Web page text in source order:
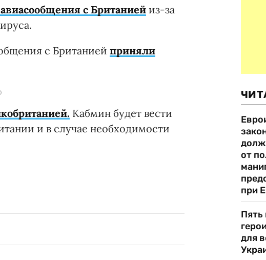
с Британией из-за
с Британией приняли
Кабмин будет вести
и в случае необходимости
от
при
Пять
для